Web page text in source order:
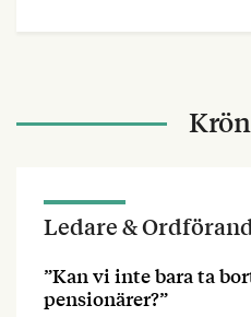
Ledare &
”Kan vi inte bara ta
pensionärer?”